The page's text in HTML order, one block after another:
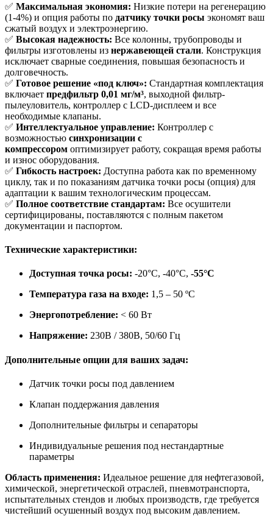
✅ Максимальная экономия: Низкие потери на регенерацию
(1-4%) и опция работы по датчику точки росы экономят ваш
сжатый воздух и электроэнергию.
✅ Высокая надежность: Все колонны, трубопроводы и
фильтры изготовлены из нержавеющей стали. Конструкция
исключает сварные соединения, повышая безопасность и
долговечность.
✅ Готовое решение «под ключ»: Стандартная комплектация
включает предфильтр 0,01 мг/м³, выходной фильтр-
пылеуловитель, контроллер с LCD-дисплеем и все
необходимые клапаны.
✅ Интеллектуальное управление: Контроллер с
возможностью синхронизации с
компрессором оптимизирует работу, сокращая время работы
и износ оборудования.
✅ Гибкость настроек: Доступна работа как по временному
циклу, так и по показаниям датчика точки росы (опция) для
адаптации к вашим технологическим процессам.
✅ Полное соответствие стандартам: Все осушители
сертифицированы, поставляются с полным пакетом
документации и паспортом.
Технические характеристики:
Доступная точка росы: -20°C, -40°C, -55°C
Температура газа на входе: 1,5 – 50 ºС
Энергопотребление: < 60 Вт
Напряжение: 230В / 380В, 50/60 Гц
Дополнительные опции для ваших задач:
Датчик точки росы под давлением
Клапан поддержания давления
Дополнительные фильтры и сепараторы
Индивидуальные решения под нестандартные
параметры
Область применения: Идеальное решение для нефтегазовой,
химической, энергетической отраслей, пневмотранспорта,
испытательных стендов и любых производств, где требуется
чистейший осушенный воздух под высоким давлением.